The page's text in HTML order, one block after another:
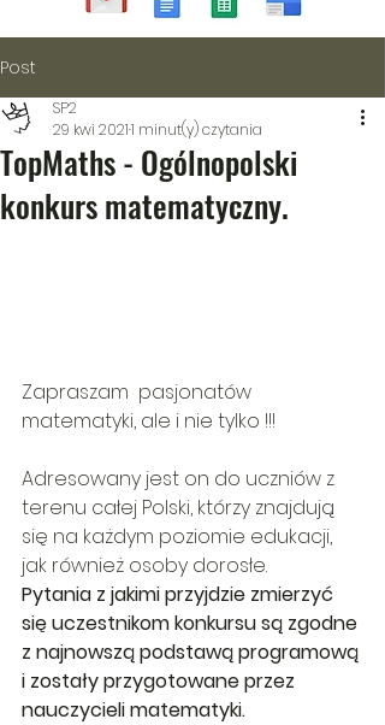
Post
TopMaths - Ogólnopolski
konkurs matematyczny.
SP2
29 kwi 20211 minut(y) czytania
Zapraszam  pasjonatów
matematyki, ale i nie tylko !!!
Adresowany jest on do uczniów z
terenu całej Polski, którzy znajdują
się na każdym poziomie edukacji,
jak również osoby dorosłe.
Pytania z jakimi przyjdzie zmierzyć
się uczestnikom konkursu są zgodne
z najnowszą podstawą programową
i zostały przygotowane przez
nauczycieli matematyki.